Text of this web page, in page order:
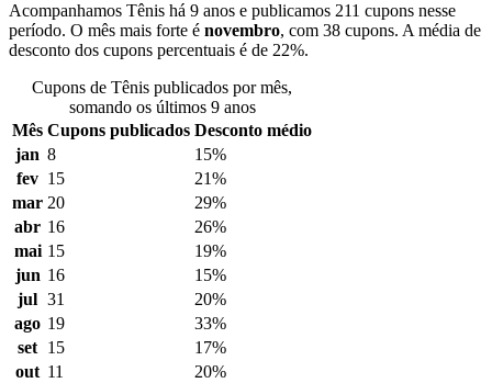
Acompanhamos Tênis há 9 anos e publicamos 211 cupons nesse
período. O mês mais forte é novembro, com 38 cupons. A média de
desconto dos cupons percentuais é de 22%.
Cupons de Tênis publicados por mês,
somando os últimos 9 anos
Mês Cupons publicados Desconto médio
jan 8
15%
fev 15
21%
mar 20
29%
abr 16
26%
mai 15
19%
jun 16
15%
jul 31
20%
ago 19
33%
set 15
17%
out 11
20%